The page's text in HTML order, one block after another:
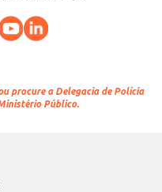
procure a Delegacia de Polícia
Público.